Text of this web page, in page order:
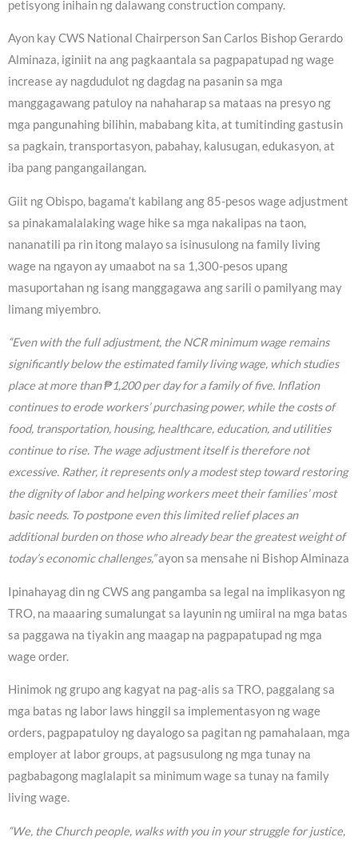
petisyong inihain ng dalawang construction company.
Ayon kay CWS National Chairperson San Carlos Bishop Gerardo
Alminaza, iginiit na ang pagkaantala sa pagpapatupad ng wage
increase ay nagdudulot ng dagdag na pasanin sa mga
manggagawang patuloy na nahaharap sa mataas na presyo ng
mga pangunahing bilihin, mababang kita, at tumitinding gastusin
sa pagkain, transportasyon, pabahay, kalusugan, edukasyon, at
iba pang pangangailangan.
Giit ng Obispo, bagama’t kabilang ang 85-pesos wage adjustment
sa pinakamalalaking wage hike sa mga nakalipas na taon,
nananatili pa rin itong malayo sa isinusulong na family living
wage na ngayon ay umaabot na sa 1,300-pesos upang
masuportahan ng isang manggagawa ang sarili o pamilyang may
limang miyembro.
“Even with the full adjustment, the NCR minimum wage remains
significantly below the estimated family living wage, which studies
place at more than ₱1,200 per day for a family of five. Inflation
continues to erode workers’ purchasing power, while the costs of
food, transportation, housing, healthcare, education, and utilities
continue to rise. The wage adjustment itself is therefore not
excessive. Rather, it represents only a modest step toward restoring
the dignity of labor and helping workers meet their families’ most
basic needs. To postpone even this limited relief places an
additional burden on those who already bear the greatest weight of
today’s economic challenges,”ayon sa mensahe ni Bishop Alminaza
Ipinahayag din ng CWS ang pangamba sa legal na implikasyon ng
TRO, na maaaring sumalungat sa layunin ng umiiral na mga batas
sa paggawa na tiyakin ang maagap na pagpapatupad ng mga
wage order.
Hinimok ng grupo ang kagyat na pag-alis sa TRO, paggalang sa
mga batas ng labor laws hinggil sa implementasyon ng wage
orders, pagpapatuloy ng dayalogo sa pagitan ng pamahalaan, mga
employer at labor groups, at pagsusulong ng mga tunay na
pagbabagong maglalapit sa minimum wage sa tunay na family
living wage.
“We, the Church people, walks with you in your struggle for justice,